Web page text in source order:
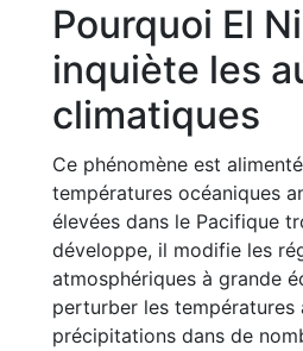
Pourquoi El
inquiète les
climatiques
Ce phénomène est
températures océaniques
élevées dans le Pacifique
développe, il modifie les
atmosphériques à grande
perturber les températures
précipitations dans de